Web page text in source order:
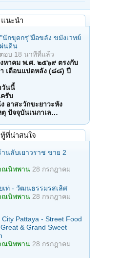
แนะนำ
"นักขุดกรุ"มือขลัง ขมังเวทย์
นดิน
ตอบ 18 นาทีที่แล้ว
หาคม พ.ศ. ๒๕๖๙ ตรงกับ
เดือนแปดหลัง (๘๘) ปี
วันนี้
รับ
อาสะวักขะยาวะหัง
ปัจจุบันเนกาเล…
ทู้ที่น่าสนใจ
นลับเยาวราช ขาย 2
นิพพาน 28 กรกฎาคม
เท่ - วัฒนธรรมรสเลิศ
นิพพาน 28 กรกฎาคม
City Pattaya - Street Food
& Grand Sweet
นิพพาน 28 กรกฎาคม